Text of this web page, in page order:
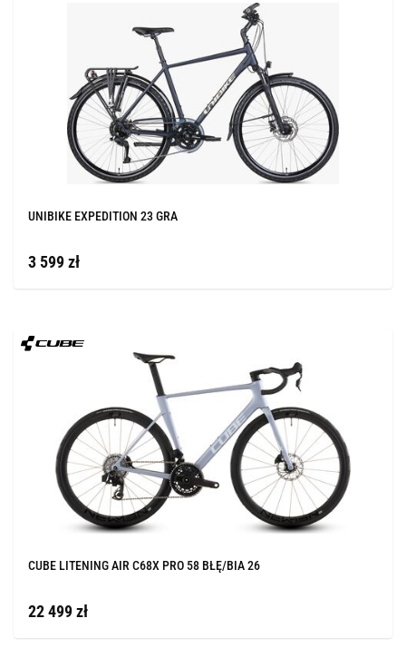
UNIBIKE EXPEDITION 23 GRA
3 599 zł
CUBE LITENING AIR C68X PRO 58 BŁĘ/BIA 26
22 499 zł